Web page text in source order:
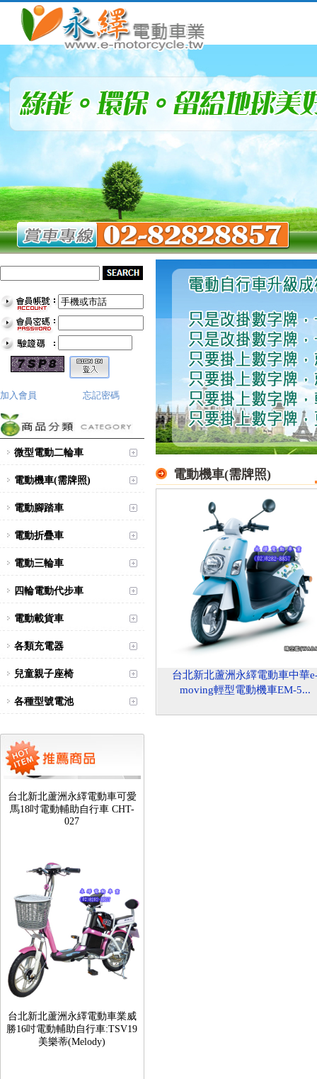
加入會員 忘記密碼
微型電動二輪車
電動機車(需牌照)
電動腳踏車
電動折疊車
電動三輪車
四輪電動代步車
電動載貨車
各類充電器
兒童親子座椅
各種型號電池
台北新北蘆洲永繹電動車可愛
馬18吋電動輔助自行車 CHT-
027
台北新北蘆洲永繹電動車業威
勝16吋電動輔助自行車:TSV19
美樂蒂(Melody)
電動機車(需牌照)
台北新北蘆洲永繹電動車中華
moving輕型電動機車EM-5...